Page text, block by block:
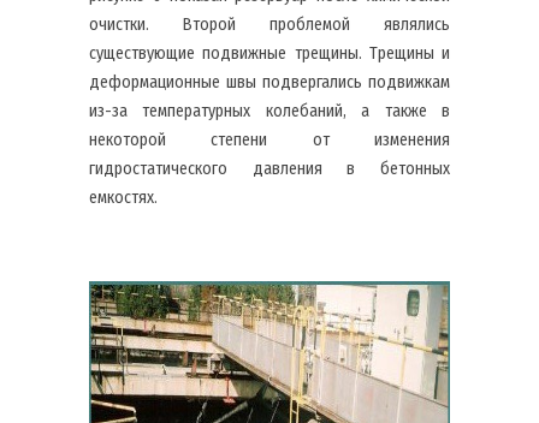
очистки. Второй проблемой являлись
существующие подвижные трещины. Трещины и
деформационные швы подвергались подвижкам
из-за температурных колебаний, а также в
некоторой степени от изменения
гидростатического давления в бетонных
емкостях.